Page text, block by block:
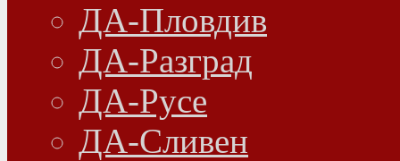
ДА-Пловдив
ДА-Разград
ДА-Русе
ДА-Сливен